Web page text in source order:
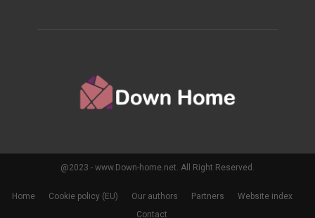
@2023 - www.Down-home.net. All Right Reserved.
Home Cookie policy (EU) Our authors Partners
Website index
Contact